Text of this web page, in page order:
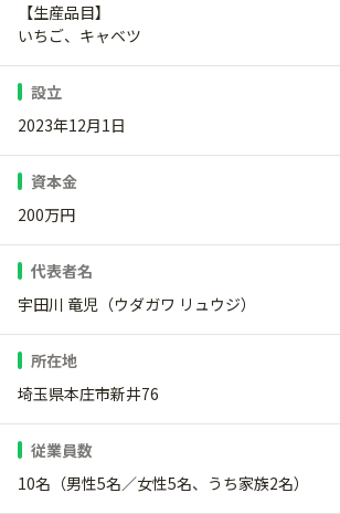
【生産品目】
いちご、キャベツ
設立
2023年12月1日
資本金
200万円
代表者名
宇田川 竜児（ウダガワ リュウジ）
所在地
埼玉県本庄市新井76
従業員数
10名（男性5名／女性5名、うち家族2名）